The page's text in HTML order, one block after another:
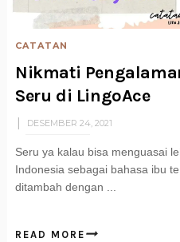
CATATAN
Nikmati
Seru di LingoAce
DESEMBER 24, 2021
Seru ya kalau bisa menguasai
Indonesia sebagai bahasa ibu
ditambah dengan ...
READ MORE